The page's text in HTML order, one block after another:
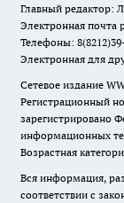
Главный редактор:
Электронная почта
Телефоны:
Электронная для
Сетевое издание
Регистрационный
зарегистрировано
информационных
Возрастная
Вся информация,
соответствии с